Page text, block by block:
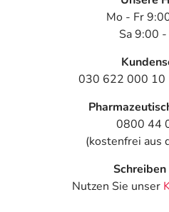
Mo - Fr
Sa 9:00
030 622 000 10
0800 44
(kostenfrei aus
Schreiben
Nutzen Sie unser